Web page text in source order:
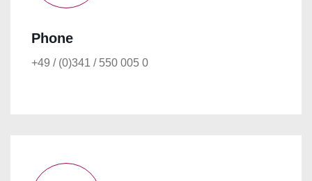
Phone
+49 / (0)341 / 550 005 0